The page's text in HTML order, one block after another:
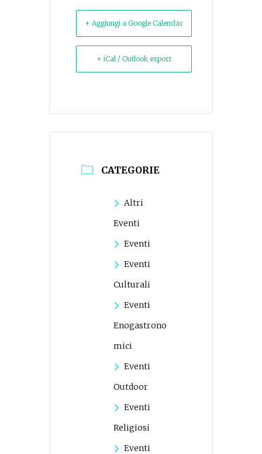
+ Aggiungi a Google Calendar
+ iCal / Outlook export
CATEGORIE
Altri
Eventi
Eventi
Eventi
Culturali
Eventi
Enogastrono
mici
Eventi
Outdoor
Eventi
Religiosi
Eventi